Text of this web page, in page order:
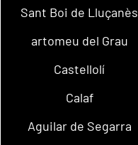
Sant Boi de Lluçanès
artomeu del Grau
Castellolí
Calaf
Aguilar de Segarra